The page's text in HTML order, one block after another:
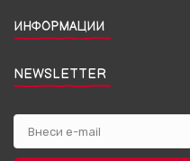
ИНФОРМАЦИИ
NEWSLETTER